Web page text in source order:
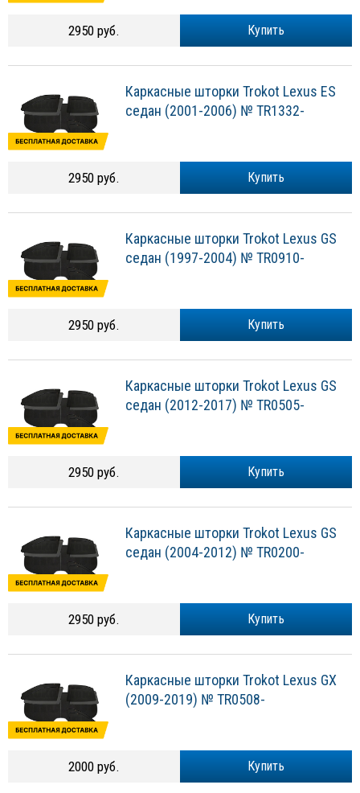
Купить
2950 руб.
Каркасные шторки Trokot Lexus ES
седан (2001-2006) № TR1332-
Купить
2950 руб.
Каркасные шторки Trokot Lexus GS
седан (1997-2004) № TR0910-
Купить
2950 руб.
Каркасные шторки Trokot Lexus GS
седан (2012-2017) № TR0505-
Купить
2950 руб.
Каркасные шторки Trokot Lexus GS
седан (2004-2012) № TR0200-
Купить
2950 руб.
Каркасные шторки Trokot Lexus GX
(2009-2019) № TR0508-
Купить
2000 руб.